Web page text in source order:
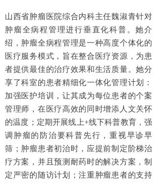
山西省肿瘤医院综合内科主任魏淑青针对
肿瘤全病程管理进行垂直化科普。她介
绍，肿瘤全病程管理是一种高度个体化的
医疗服务模式，旨在整合医疗资源，为患
者提供最佳的治疗效果和生活质量。她分
享了科室的患者精细化一体化管理计划：
加强医护培训，让其成为每位患者的个案
管理师，在医疗高效的同时增添人文关怀
的温度；定期开展线上+线下科普教育，强
调肿瘤的防治要科普先行，重视早诊早
筛；肿瘤患者初治时，应提前制定阶梯治
疗方案，并且预测耐药时的解决方案，制
定严密的随访计划；注重肿瘤患者的支持